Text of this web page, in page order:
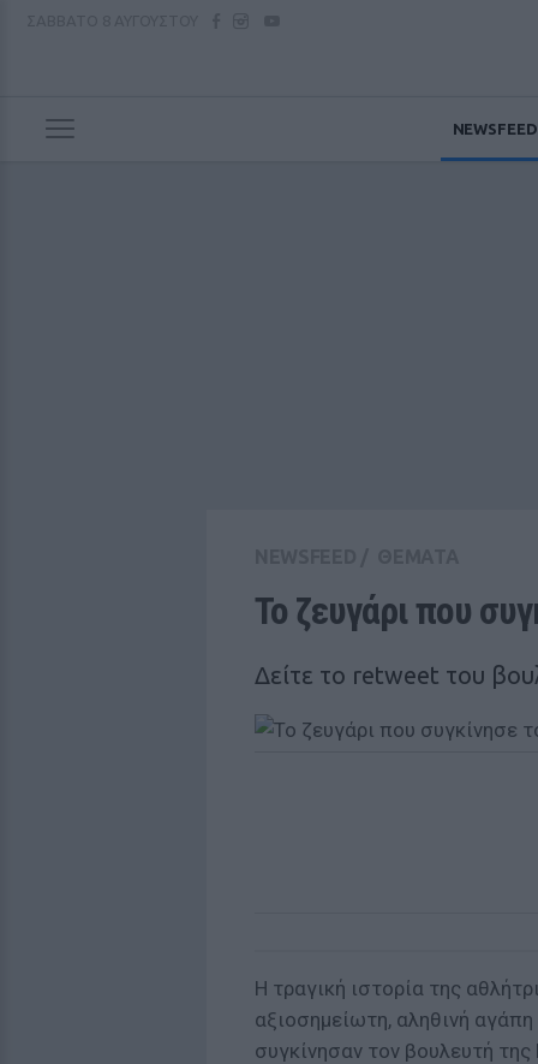
NEWSFEED
Το ζευγάρι που
Δείτε το retweet του
Η τραγική ιστορία της
αξιοσημείωτη, αληθινή
συγκίνησαν τον βουλευτή